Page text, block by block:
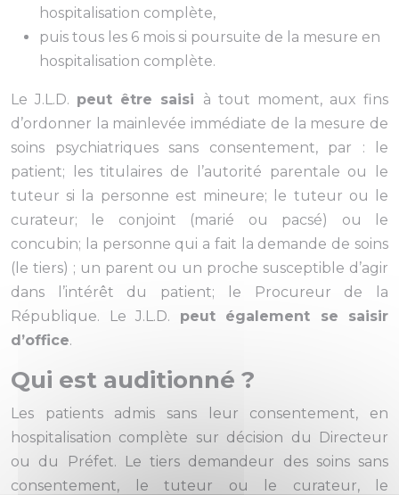
hospitalisation complète,
puis tous les 6 mois si poursuite de la mesure en
hospitalisation complète.
Le J.L.D. peut être saisi à tout moment, aux fins
d’ordonner la mainlevée immédiate de la mesure de
soins psychiatriques sans consentement, par : le
patient; les titulaires de l’autorité parentale ou le
tuteur si la personne est mineure; le tuteur ou le
curateur; le conjoint (marié ou pacsé) ou le
concubin; la personne qui a fait la demande de soins
(le tiers) ; un parent ou un proche susceptible d’agir
dans l’intérêt du patient; le Procureur de la
République. Le J.L.D. peut également se saisir
d’office.
Qui est auditionné ?
Les patients admis sans leur consentement, en
hospitalisation complète sur décision du Directeur
ou du Préfet. Le tiers demandeur des soins sans
consentement, le tuteur ou le curateur, le